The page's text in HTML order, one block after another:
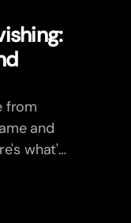
from
and
what's
do.